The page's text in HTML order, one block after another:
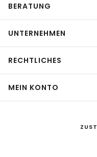
BERATUNG
UNTERNEHMEN
RECHTLICHES
MEIN KONTO